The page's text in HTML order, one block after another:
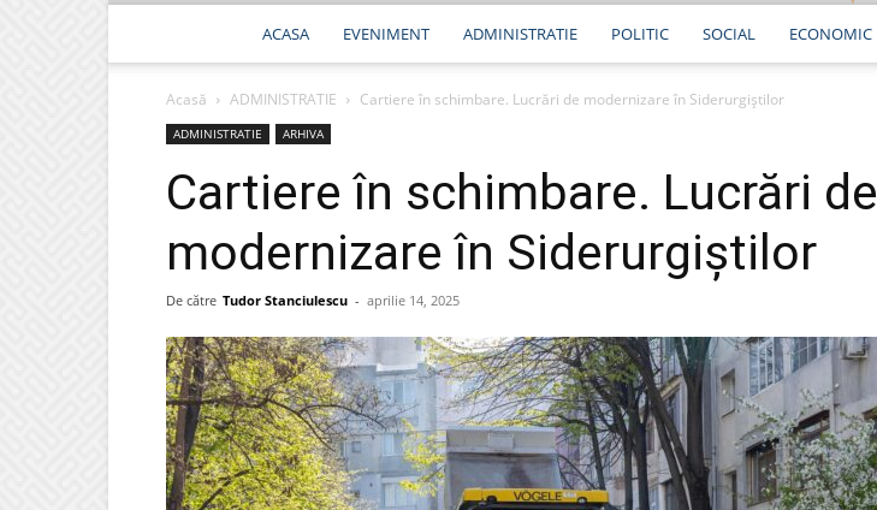
ACASA EVENIMENT ADMINISTRATIE POLITIC SOCIAL ECONOMIC
Acasă ADMINISTRATIE Cartiere în schimbare. Lucrări de modernizare în Siderurgiștilor
ADMINISTRATIE ARHIVA
Cartiere în schimbare. Lucrări de
modernizare în Siderurgiștilor
De către Tudor Stanciulescu - aprilie 14, 2025